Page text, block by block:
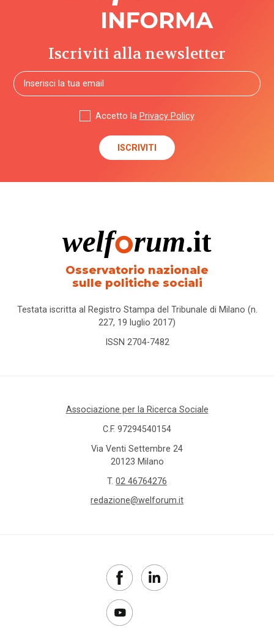
Iscriviti alla newsletter
Accetto la Privacy Policy
Osservatorio nazionale
sulle politiche sociali
Testata iscritta al Registro Stampa del Tribunale di Milano (n.
227, 19 luglio 2017)
ISSN 2704-7482
Associazione per la Ricerca Sociale
C.F. 97294540154
Via Venti Settembre 24
20123 Milano
T. 02 46764276
redazione@welforum.it